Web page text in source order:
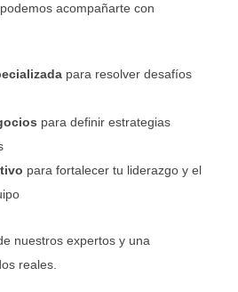
acompañarte con
para resolver desafíos
para definir estrategias
para fortalecer tu liderazgo y el
nuestros expertos y una
reales.